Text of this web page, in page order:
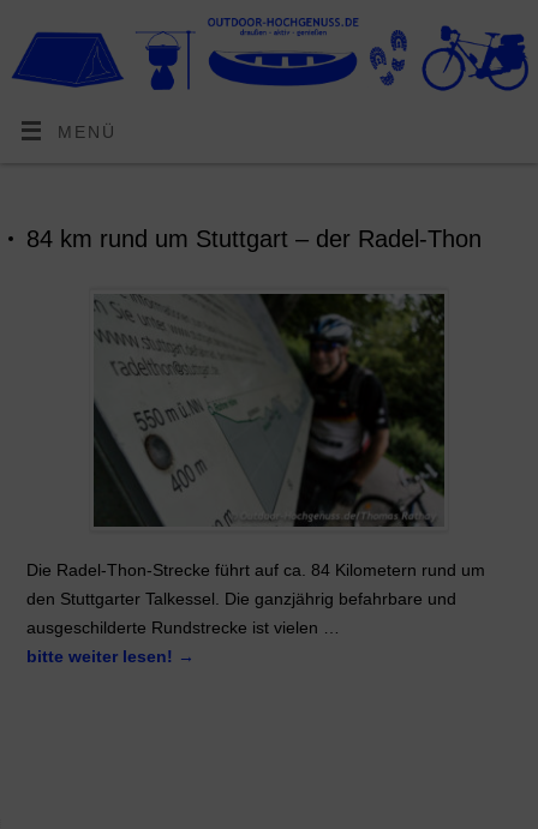
MENÜ
84 km rund um Stuttgart – der Radel-Thon
Die Radel-Thon-Strecke führt auf ca. 84 Kilometern rund um
den Stuttgarter Talkessel. Die ganzjährig befahrbare und
ausgeschilderte Rundstrecke ist vielen …
bitte weiter lesen! →